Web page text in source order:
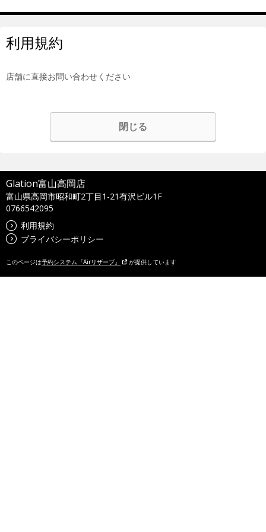
利用規約
店舗に直接お問い合わせください
閉じる
Glation富山高岡店
富山県高岡市昭和町2丁目1-21有沢ビル1F
0766542095
利用規約
プライバシーポリシー
このページは予約システム『Airリザーブ』 が提供しています